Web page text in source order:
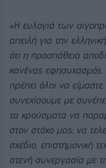
«Η ευλογιά των
απειλή για την
ότι η προσπάθεια
κανένας εφησυχασμός.
πρέπει όλοι να
συνεχίσουμε με
τα κρούσματα να
στον στόχο μας: να
σχέδιο, επιστημονική
στενή συνεργασία με